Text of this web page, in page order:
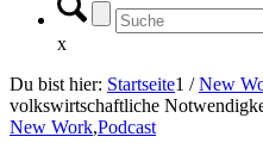
x
Du bist hier: Startseite1 / New
volkswirtschaftliche
New Work,Podcast